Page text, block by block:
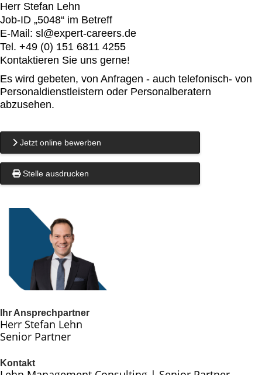
Herr Stefan Lehn
Job-ID „5048“ im Betreff
E-Mail: sl@expert-careers.de
Tel. +49 (0) 151 6811 4255
Kontaktieren Sie uns gerne!
Es wird gebeten, von Anfragen - auch telefonisch- von
Personaldienstleistern oder Personalberatern
abzusehen.
Jetzt online bewerben
Stelle ausdrucken
Ihr Ansprechpartner
Herr Stefan Lehn
Senior Partner
Kontakt